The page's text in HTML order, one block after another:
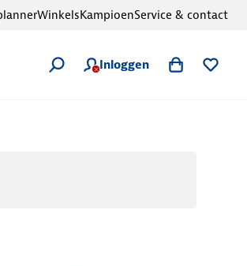
Inloggen
WinkelsKampioenService & contact